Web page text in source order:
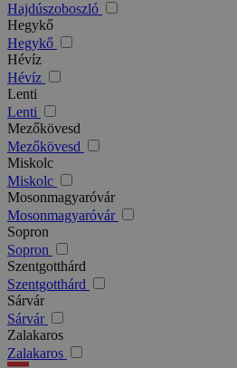
Hajdúszoboszló
Hegykő
Hegykő
Hévíz
Hévíz
Lenti
Lenti
Mezőkövesd
Mezőkövesd
Miskolc
Miskolc
Mosonmagyaróvár
Mosonmagyaróvár
Sopron
Sopron
Szentgotthárd
Szentgotthárd
Sárvár
Sárvár
Zalakaros
Zalakaros